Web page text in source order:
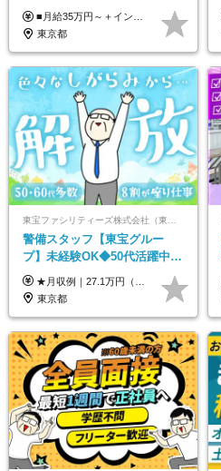
円以上＋毎⽉インセン□年休
120日以上□土日休み
■月給35万円～＋インセンティブ＋各種手当 ※固定残業代（月45時間分87,600円～）を含む。超過した場合は別途残業代を支給いたします ※経験・年齢などを考慮の上、決定します ※試用期間3ヶ月あり（待遇に変動なし）
東京都
警備スタッフ【東宝グルー
プ】未経験OK◆50代活躍中
◆1勤務で2日分休み◆8割が座
り仕事◆賞与年2回
★月収例｜27.1万円（月給+残業代2.4万円+資格手当0.2万円+家族手当0.85万円） ★賞与年2回＆充実した手当あり！ ■月給23万6,500円～＋賞与年2回＋各種手当 ┗月給には職務手当19,500円、調整手当15,000円、住宅手当18,500円、契約社員手当1,500円を含みます ※試用期間4ヶ月(期間中の給与・待遇の差異はありません) ━━━━━━━━━━ 各種手当も充実！ ━━━━━━━━━━ ★家族手当 ★役付手当 ★資格手当 ★年末年始勤務手当 ★交通費支給（月5万円以内／6ヶ月分の定期代を支給） ★残業・深夜残業手当（全額支給） ━━━━━━━━━━ 給与支給日は毎月25日です ━━━━━━━━━━ 例：1月1日付入社の場合 1月25日に基本給+変動しない手当を支給 2月25日に前月分の残業手当など変動する手当を支給
東京都